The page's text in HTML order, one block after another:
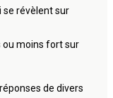
révèlent sur
ou moins fort sur
de divers